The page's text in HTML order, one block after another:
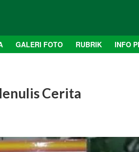
GALERI FOTO RUBRIK INFO
Cerita